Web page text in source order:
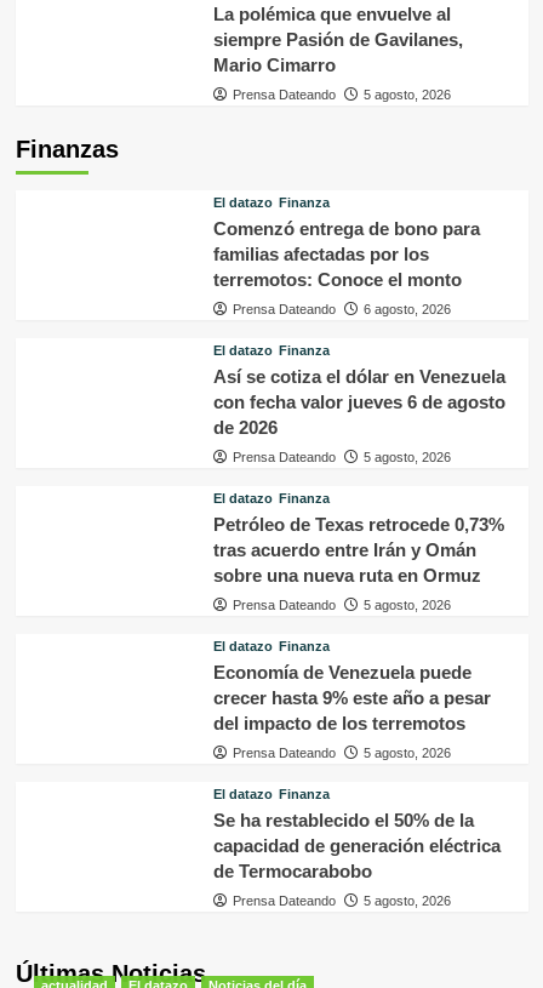
La polémica que envuelve al
siempre Pasión de Gavilanes,
Mario Cimarro
Prensa Dateando 5 agosto, 2026
Finanzas
El datazo Finanza
Comenzó entrega de bono para
familias afectadas por los
terremotos: Conoce el monto
Prensa Dateando 6 agosto, 2026
El datazo Finanza
Así se cotiza el dólar en Venezuela
con fecha valor jueves 6 de agosto
de 2026
Prensa Dateando 5 agosto, 2026
El datazo Finanza
Petróleo de Texas retrocede 0,73%
tras acuerdo entre Irán y Omán
sobre una nueva ruta en Ormuz
Prensa Dateando 5 agosto, 2026
El datazo Finanza
Economía de Venezuela puede
crecer hasta 9% este año a pesar
del impacto de los terremotos
Prensa Dateando 5 agosto, 2026
El datazo Finanza
Se ha restablecido el 50% de la
capacidad de generación eléctrica
de Termocarabobo
Prensa Dateando 5 agosto, 2026
Últimas Noticias